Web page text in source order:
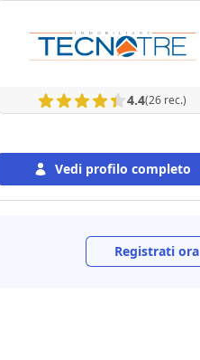
4.4(26 rec.)
Vedi profilo completo
Registrati ora